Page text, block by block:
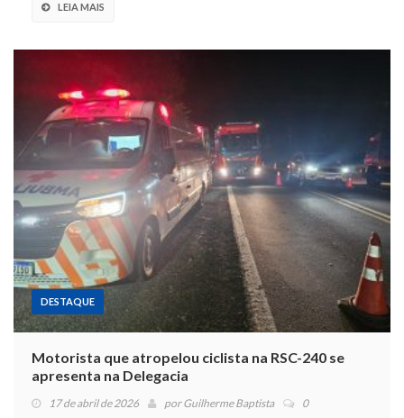
LEIA MAIS
DESTAQUE
Motorista que atropelou ciclista na RSC-240 se
apresenta na Delegacia
17 de abril de 2026 porGuilherme Baptista 0